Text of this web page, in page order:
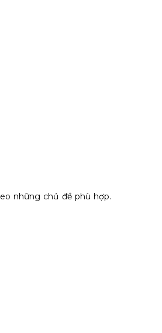
những chủ đề phù hợp.